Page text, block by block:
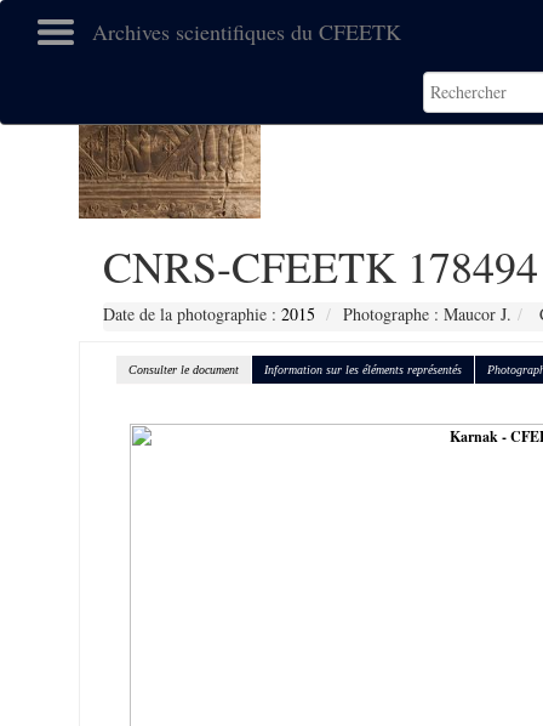
Archives scientifiques du CFEETK
CNRS-CFEETK 178494
Date de la photographie : 2015 Photographe : Maucor J.
Consulter le document Information sur les éléments représentés